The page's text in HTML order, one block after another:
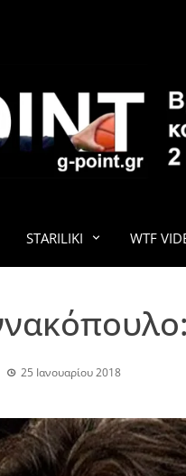
G-
STARILIKI WTF
25 Ιανουαρίου 2018